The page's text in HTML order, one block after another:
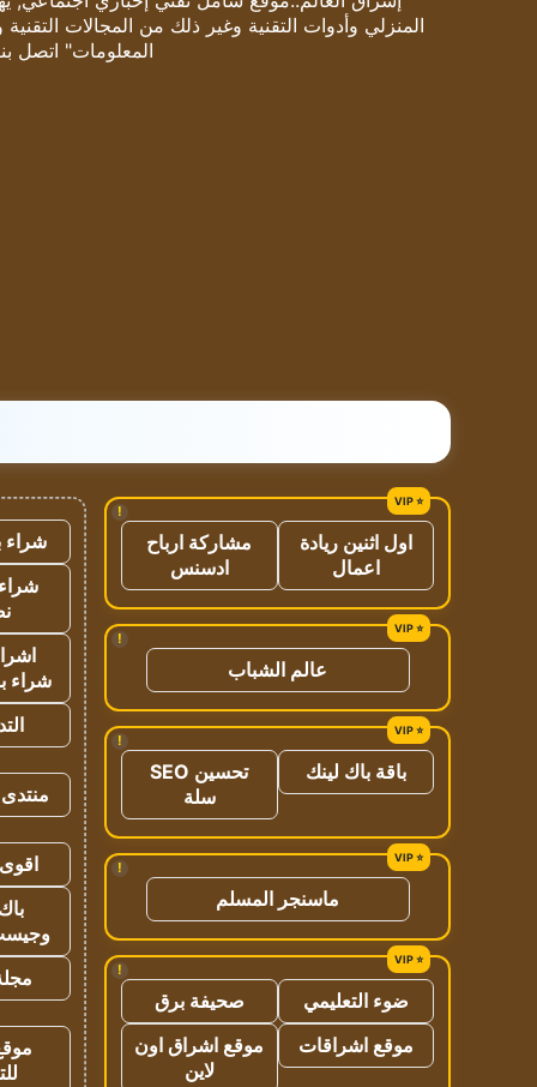
المنزلي وأدوات التقنية وغير ذلك من المجالات
المعلومات" اتصل
!
اول اثنين ريادة
اعمال
مشاركة ارباح
ادسنس
!
عالم الشباب
!
باقة باك لينك
تحسين SEO
سلة
!
ماسنجر المسلم
!
ضوء التعليمي
صحيفة برق
موقع اشراقات
موقع اشراق اون
لاين
شراء
شراء